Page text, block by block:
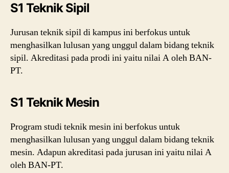
S1 Teknik Sipil
Jurusan teknik sipil di kampus ini berfokus untuk
menghasilkan lulusan yang unggul dalam bidang teknik
sipil. Akreditasi pada prodi ini yaitu nilai A oleh BAN-
PT.
S1 Teknik Mesin
Program studi teknik mesin ini berfokus untuk
menghasilkan lulusan yang unggul dalam bidang teknik
mesin. Adapun akreditasi pada jurusan ini yaitu nilai A
oleh BAN-PT.